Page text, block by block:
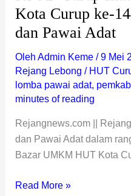
Kota Curup ke-
dan Pawai Adat
Oleh Admin Keme /9 Mei
Rejang Lebong / HUT
lomba pawai adat,
minutes of reading
Rejangnews.com ||
dan Pawai Adat dalam
Bazar UMKM HUT Kota
Read More »